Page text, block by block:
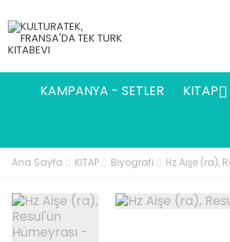
KAMPANYA - SETLER KITAP
Ana Sayfa KITAP Biyografi Hz Aişe (ra),